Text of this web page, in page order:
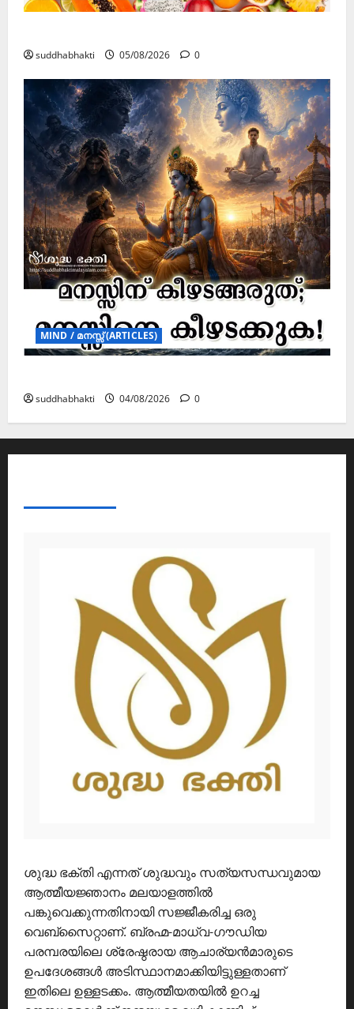
suddhabhakti 05/08/2026 0
MIND / മനസ്സ് (ARTICLES)
suddhabhakti 04/08/2026 0
ശുദ്ധ ഭക്തി എന്നത് ശുദ്ധവും സത്യസന്ധവുമായ
ആത്മീയജ്ഞാനം മലയാളത്തിൽ
പങ്കുവെക്കുന്നതിനായി സജ്ജീകരിച്ച ഒരു
വെബ്സൈറ്റാണ്. ബ്രഹ്മ-മാധ്വ-ഗൗഡിയ
പരമ്പരയിലെ ശ്രേഷ്ഠരായ ആചാര്യൻമാരുടെ
ഉപദേശങ്ങൾ അടിസ്ഥാനമാക്കിയിട്ടുള്ളതാണ്
ഇതിലെ ഉള്ളടക്കം. ആത്മീയതയിൽ ഉറച്ച